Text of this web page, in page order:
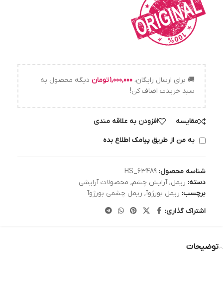
🚚 برای ارسال رایگان، 1,000,000تومان دیگه محصول به
سبد خریدت اضاف کن!
مقایسه افزودن به علاقه مندی
به من از طریق پیامک اطلاع بده
شناسه محصول: HS_63489
دسته: ریمل, آرایش چشم, محصولات آرایشی
برچسب: ریمل بورژوآ, ریمل چشمی بورژوآ
اشتراک گذاری:
توضیحات